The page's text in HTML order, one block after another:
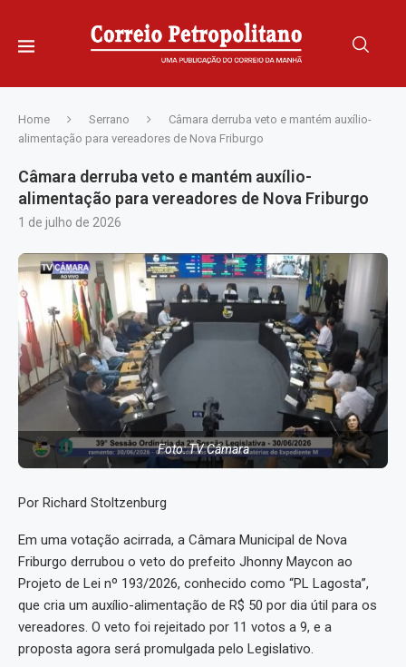
Home Serrano
Câmara derruba veto e mantém auxílio-
alimentação para vereadores de Nova Friburgo
Câmara derruba veto e mantém auxílio-
alimentação para vereadores de Nova Friburgo
1 de julho de 2026
Foto: TV Câmara
Por Richard Stoltzenburg
Em uma votação acirrada, a Câmara Municipal de Nova
Friburgo derrubou o veto do prefeito Jhonny Maycon ao
Projeto de Lei nº 193/2026, conhecido como “PL Lagosta”,
que cria um auxílio-alimentação de R$ 50 por dia útil para os
vereadores. O veto foi rejeitado por 11 votos a 9, e a
proposta agora será promulgada pelo Legislativo.